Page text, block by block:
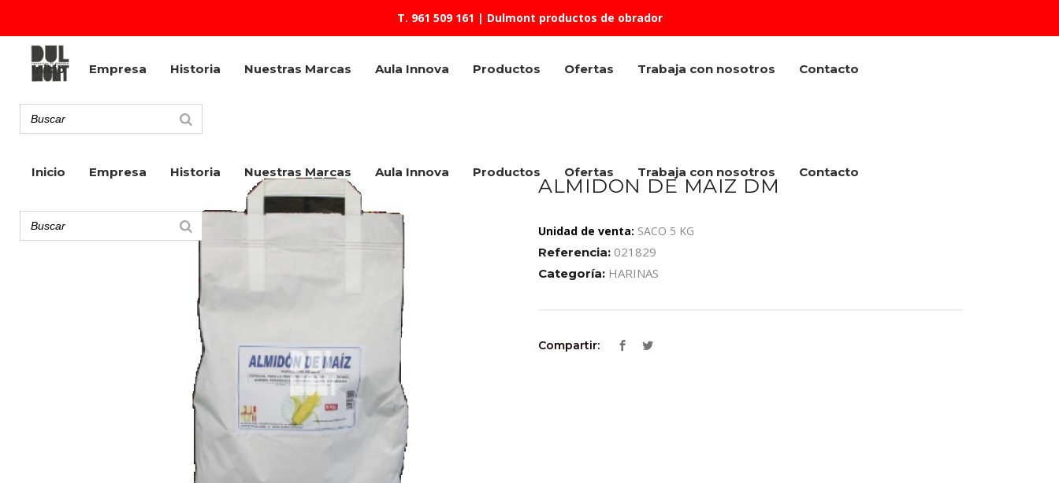
T. 961 509 161 | Dulmont productos de obrador
Inicio Empresa Historia Nuestras Marcas Aula Innova Productos Ofertas Trabaja con nosotros Contacto
Inicio Empresa Historia Nuestras Marcas Aula Innova Productos Ofertas Trabaja con nosotros Contacto
ALMIDON DE MAIZ DM
Unidad de venta: SACO 5 KG
Referencia: 021829
Categoría: HARINAS
Compartir: